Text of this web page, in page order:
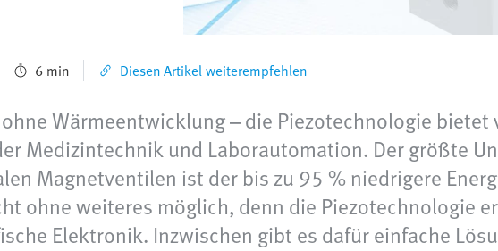
6 min Diesen Artikel weiterempfehlen
Wärmeentwicklung – die Piezotechnologie
Medizintechnik und Laborautomation. Der größte
Magnetventilen ist der bis zu 95 % niedrigere
ohne weiteres möglich, denn die Piezotechnologie
Elektronik. Inzwischen gibt es dafür einfache